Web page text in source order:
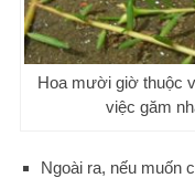
Hoa mười giờ thuộc
việc găm
Ngoài ra, nếu muốn